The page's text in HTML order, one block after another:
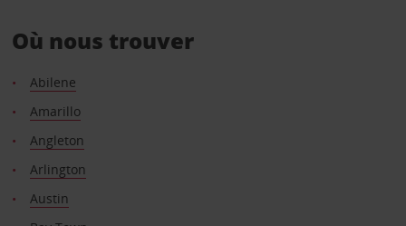
Où nous trouver
Abilene
Amarillo
Angleton
Arlington
Austin